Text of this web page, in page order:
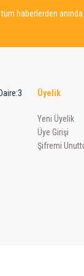
haberlerden
Üyelik
Yeni Üyelik
Üye Girişi
Şifremi